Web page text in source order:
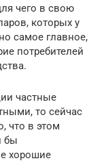
чего в свою
которых у
самое главное,
потребителей
частные
то сейчас
что в этом
бы
хорошие